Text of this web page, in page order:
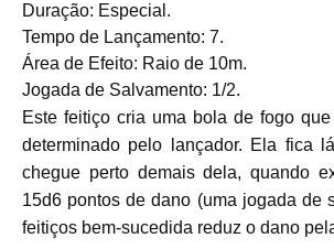
Duração: Especial.
Tempo de Lançamento: 7.
Área de Efeito: Raio de 10m.
Jogada de Salvamento: 1/2.
Este feitiço cria uma bola de fogo
determinado pelo lançador. Ela fica
chegue perto demais dela, quando
15d6 pontos de dano (uma jogada de
feitiços bem-sucedida reduz o dano